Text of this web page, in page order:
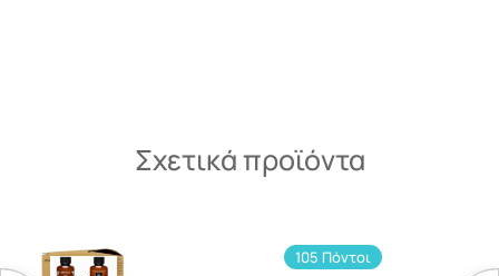
Σχετικά προϊόντα
105 Πόντοι